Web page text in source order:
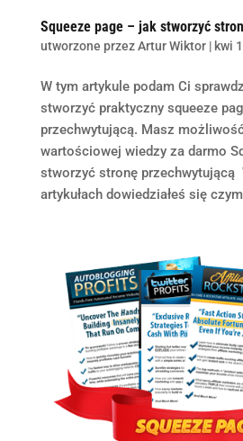
Squeeze page – jak stworzyć
utworzone przezArtur Wiktor| kwi
W tym artykule podam Ci
stworzyć praktyczny squeeze
przechwytującą. Masz
wartościowej wiedzy za darmo
stworzyć stronę przechwytującą
artykułach dowiedziałeś się